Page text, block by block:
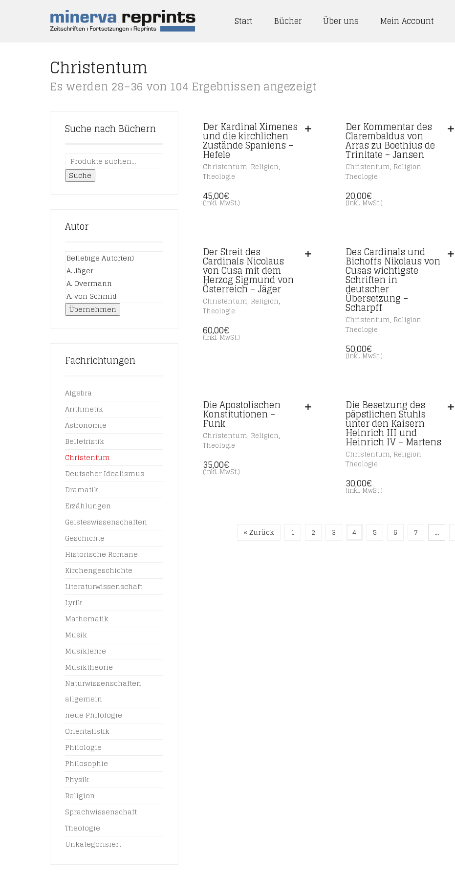
Start Bücher Über uns Mein Account
Christentum
Es werden 28–36 von 104 Ergebnissen angezeigt
Der Kardinal Ximenes
und die kirchlichen
Zustände Spaniens –
Hefele
Christentum, Religion,
Theologie
45,00€
(inkl. MwSt.)
Der Kommentar des
Clarembaldus von
Arras zu Boethius de
Trinitate – Jansen
Christentum, Religion,
Theologie
20,00€
(inkl. MwSt.)
Der Streit des
Cardinals Nicolaus
von Cusa mit dem
Herzog Sigmund von
Österreich – Jäger
Christentum, Religion,
Theologie
60,00€
(inkl. MwSt.)
Des Cardinals und
Bichoffs Nikolaus von
Cusas wichtigste
Schriften in
deutscher
Übersetzung –
Scharpff
Christentum, Religion,
Theologie
50,00€
(inkl. MwSt.)
Die Apostolischen
Konstitutionen –
Funk
Christentum, Religion,
Theologie
35,00€
(inkl. MwSt.)
Die Besetzung des
päpstlichen Stuhls
unter den Kaisern
Heinrich III und
Heinrich IV – Martens
Christentum, Religion,
Theologie
30,00€
(inkl. MwSt.)
« Zurück 1 2 3 4 5 6 7 …
Suche nach Büchern
Suche
Autor
Übernehmen
Fachrichtungen
Algebra
Arithmetik
Astronomie
Belletristik
Christentum
Deutscher Idealismus
Dramatik
Erzählungen
Geisteswissenschaften
Geschichte
Historische Romane
Kirchengeschichte
Literaturwissenschaft
Lyrik
Mathematik
Musik
Musiklehre
Musiktheorie
Naturwissenschaften
allgemein
neue Philologie
Orientalistik
Philologie
Philosophie
Physik
Religion
Sprachwissenschaft
Theologie
Unkategorisiert